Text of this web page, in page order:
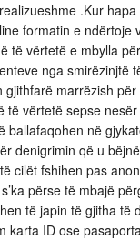
.Kur
formatin e ndërtoje
të vërtetë e mbylla
nga smirëzinjtë
gjithfarë marrëzish
të vërtetë sepse
ballafaqohen në
denigrimin që u
cilët fshihen pas
përse të mbajë
të japin të gjitha të
karta ID ose